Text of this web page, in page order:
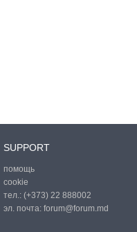
SUPPORT
помощь
cookie
тел.: (+373) 22 888002
эл. почта: forum@forum.md